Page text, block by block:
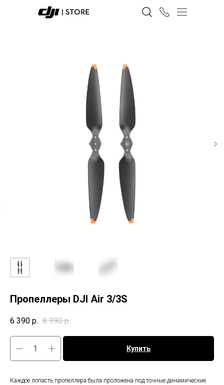
Пропеллеры DJI Air 3/3S
6 390 р. 8 990 р.
Купить
Каждое лопасть пропеллера была проложена под точные динамические